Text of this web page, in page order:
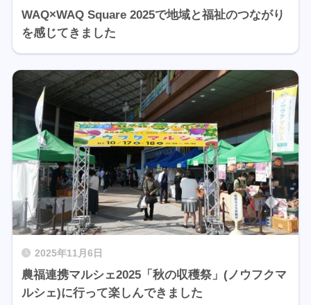
WAQ×WAQ Square 2025で地域と福祉のつながり
を感じてきました
2025年11月6日
農福連携マルシェ2025「秋の収穫祭」(ノウフクマ
ルシェ)に行って楽しんできました